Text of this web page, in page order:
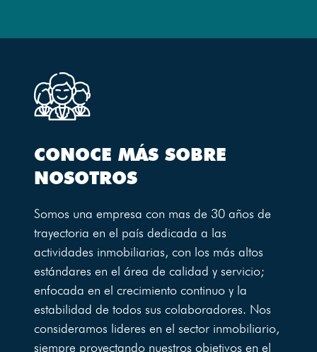
CONOCE MÁS SOBRE
NOSOTROS
Somos una empresa con mas de 30 años de
trayectoria en el país dedicada a las
actividades inmobiliarias, con los más altos
estándares en el área de calidad y servicio;
enfocada en el crecimiento continuo y la
estabilidad de todos sus colaboradores. Nos
consideramos lideres en el sector inmobiliario,
siempre proyectando nuestros objetivos en el